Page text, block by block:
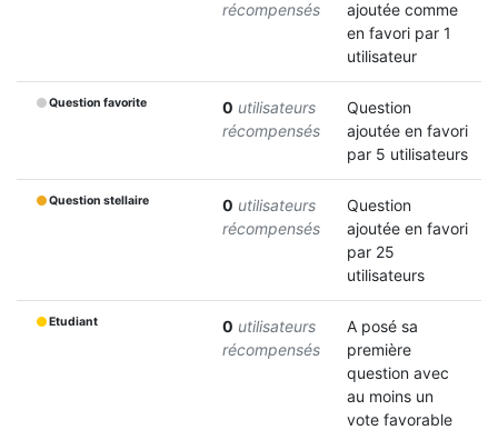
récompensés
ajoutée comme
en favori par 1
utilisateur
Question favorite 0 utilisateurs
récompensés
Question
ajoutée en favori
par 5 utilisateurs
Question stellaire 0 utilisateurs
récompensés
Question
ajoutée en favori
par 25
utilisateurs
Etudiant 0 utilisateurs
récompensés
A posé sa
première
question avec
au moins un
vote favorable